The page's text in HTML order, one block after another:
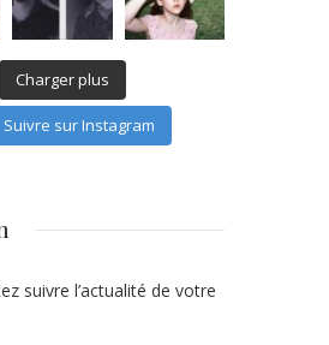
Charger plus
Suivre sur Instagram
suivre l’actualité de votre